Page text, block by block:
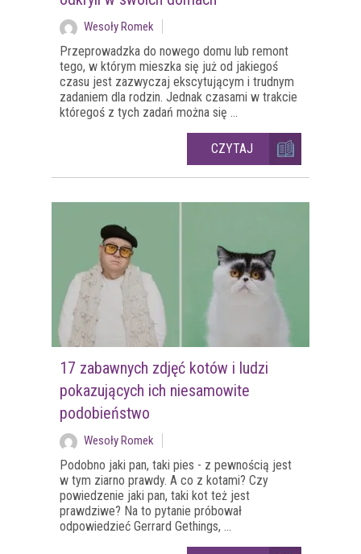
Wesoły Romek
Przeprowadzka do nowego domu lub remont
tego, w którym mieszka się już od jakiegoś
czasu jest zazwyczaj ekscytującym i trudnym
zadaniem dla rodzin. Jednak czasami w trakcie
któregoś z tych zadań można się ...
CZYTAJ
17 zabawnych zdjęć kotów i ludzi
pokazujących ich niesamowite
podobieństwo
Wesoły Romek
Podobno jaki pan, taki pies - z pewnością jest
w tym ziarno prawdy. A co z kotami? Czy
powiedzenie jaki pan, taki kot też jest
prawdziwe? Na to pytanie próbował
odpowiedzieć Gerrard Gethings, ...